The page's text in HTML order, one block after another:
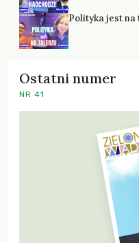
Polityka jest na
Ostatni numer
NR 41